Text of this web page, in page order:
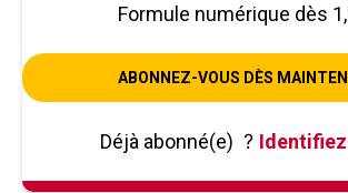
Formule numérique dès
ABONNEZ-VOUS DÈS
Déjà abonné(e) ?